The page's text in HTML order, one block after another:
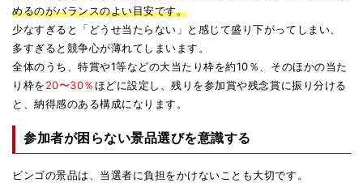
めるのがバランスのよい目安です。
少なすぎると「どうせ当たらない」と感じて盛り下がってしまい、
多すぎると競争心が薄れてしまいます。
全体のうち、特賞や1等などの大当たり枠を約10％、そのほかの当た
り枠を20〜30％ほどに設定し、残りを参加賞や残念賞に振り分ける
と、納得感のある構成になります。
参加者が困らない景品選びを意識する
ビンゴの景品は、当選者に負担をかけないことも大切です。